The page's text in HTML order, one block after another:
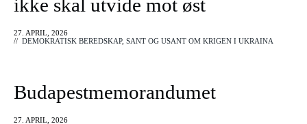
ikke skal utvide mot øst
27. APRIL, 2026
// DEMOKRATISK BEREDSKAP, SANT OG USANT OM KRIGEN I UKRAINA
Budapestmemorandumet
27. APRIL, 2026